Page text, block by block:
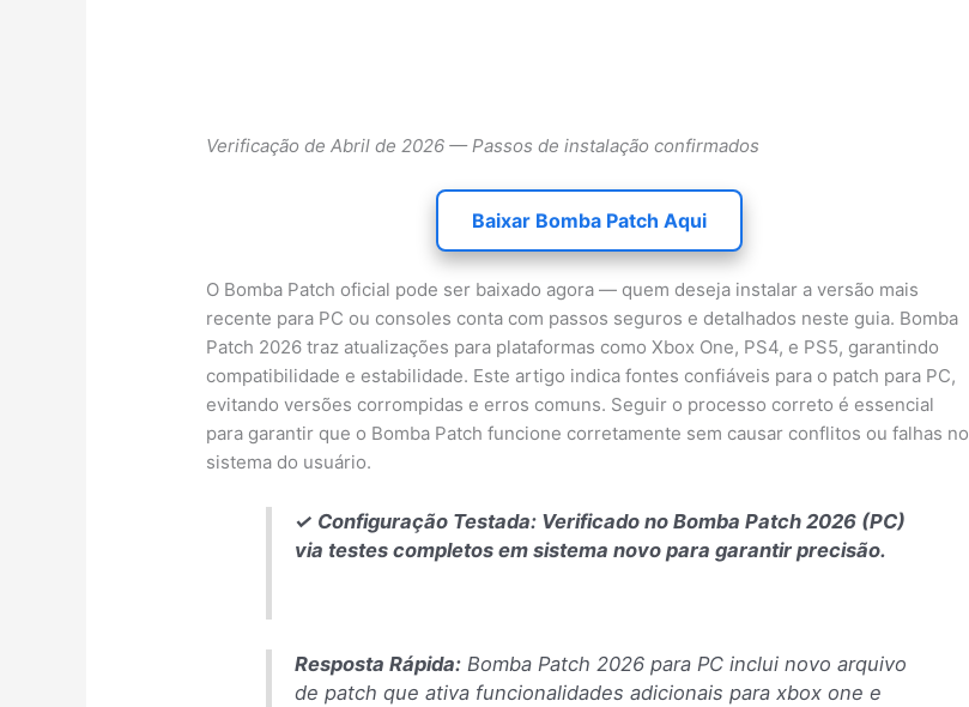
Verificação de Abril de 2026 — Passos de instalação confirmados
Baixar Bomba Patch Aqui
O Bomba Patch oficial pode ser baixado agora — quem deseja instalar a versão mais
recente para PC ou consoles conta com passos seguros e detalhados neste guia. Bomba
Patch 2026 traz atualizações para plataformas como Xbox One, PS4, e PS5, garantindo
compatibilidade e estabilidade. Este artigo indica fontes confiáveis para o patch para PC,
evitando versões corrompidas e erros comuns. Seguir o processo correto é essencial
para garantir que o Bomba Patch funcione corretamente sem causar conflitos ou falhas no
sistema do usuário.
✓ Configuração Testada: Verificado no Bomba Patch 2026 (PC)
via testes completos em sistema novo para garantir precisão.
Resposta Rápida: Bomba Patch 2026 para PC inclui novo arquivo
de patch que ativa funcionalidades adicionais para xbox one e